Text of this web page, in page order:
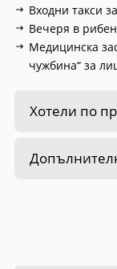
Входни такси
Вечеря в
Медицинска
чужбина“ за
Хотели по